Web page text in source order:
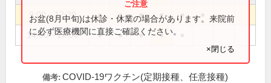
9:00～12:30 ● ● ● ● ●
14:00～18:00 ● ● ● ●
お盆(8月中旬)は休診・休業の場合があります。来院前
に必ず医療機関に直接ご確認ください。
×閉じる
備考: COVID-19ワクチン(定期接種、任意接種)